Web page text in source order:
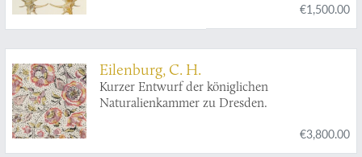
€1,500.00
Eilenburg, C. H.
Kurzer Entwurf der königlichen
Naturalienkammer zu Dresden.
€3,800.00